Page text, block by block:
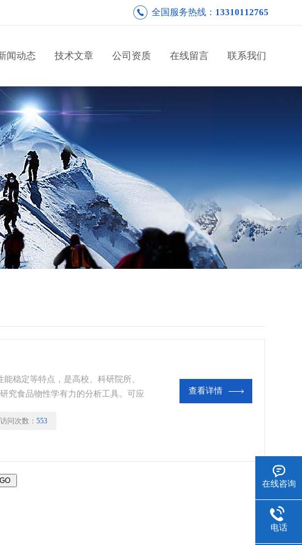
全国服务热线： 13310112765
闻动态 技术文章 公司资质 在线留言 联系我们
稳定等特点，是高校、科研院所、
究食品物性学有力的分析工具。可应
访问次数： 553
查看详情
在线咨询
电话